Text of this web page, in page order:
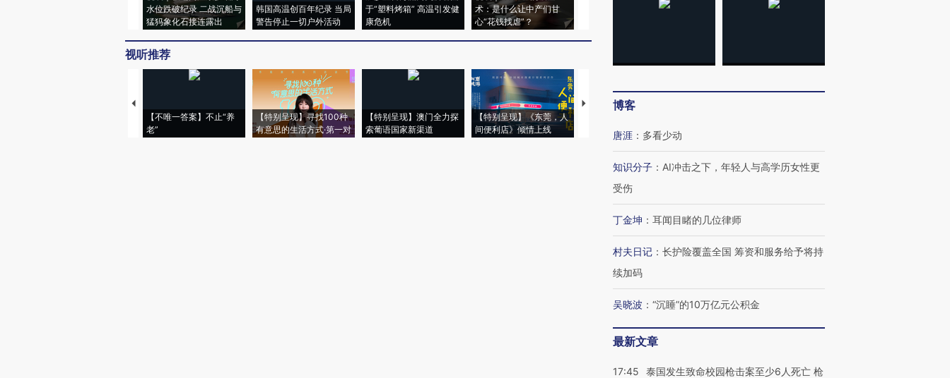
水位跌破纪录 二战沉船与
猛犸象化石接连露出
韩国高温创百年纪录 当局
警告停止一切户外活动
于“塑料烤箱” 高温引发健
康危机
术：是什么让中产们甘
心“花钱找虐”？
粒摇头丸 尿检体内含3种
度Z世代 用街头抗争将教
视听推荐
【不唯一答案】不止“养
老”
【特别呈现】寻找100种
有意思的生活方式·第一对
【特别呈现】澳门全力探
索葡语国家新渠道
【特别呈现】《东莞，人
间便利店》倾情上线
【推广】走进第四届链博
博客
唐涯 ： 多看少动
知识分子 ： AI冲击之下，年轻人与高学历女性更
受伤
丁金坤 ： 耳闻目睹的几位律师
村夫日记 ： 长护险覆盖全国 筹资和服务给予将持
续加码
吴晓波 ： “沉睡”的10万亿元公积金
最新文章
17:45
泰国发生致命校园枪击案至少6人死亡 枪